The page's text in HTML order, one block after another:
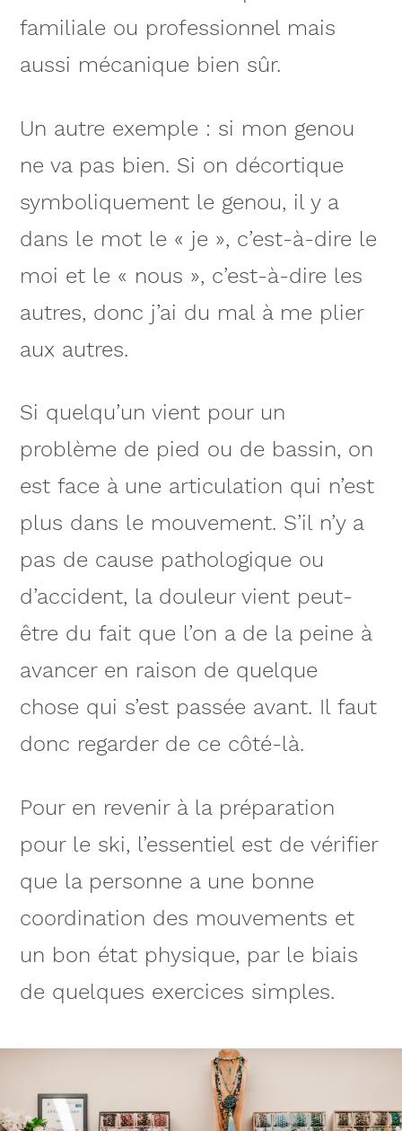
familiale ou professionnel mais
aussi mécanique bien sûr.
Un autre exemple : si mon genou
ne va pas bien. Si on décortique
symboliquement le genou, il y a
dans le mot le « je », c’est-à-dire le
moi et le « nous », c’est-à-dire les
autres, donc j’ai du mal à me plier
aux autres.
Si quelqu’un vient pour un
problème de pied ou de bassin, on
est face à une articulation qui n’est
plus dans le mouvement. S’il n’y a
pas de cause pathologique ou
d’accident, la douleur vient peut-
être du fait que l’on a de la peine à
avancer en raison de quelque
chose qui s’est passée avant. Il faut
donc regarder de ce côté-là.
Pour en revenir à la préparation
pour le ski, l’essentiel est de vérifier
que la personne a une bonne
coordination des mouvements et
un bon état physique, par le biais
de quelques exercices simples.